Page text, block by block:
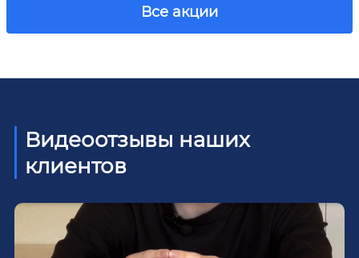
Все акции
Видеоотзывы наших
клиентов